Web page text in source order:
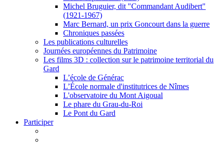
Michel Bruguier, dit "Commandant Audibert"
(1921-1967)
Marc Bernard, un prix Goncourt dans la guerre
Chroniques passées
Les publications culturelles
Journées européennes du Patrimoine
Les films 3D : collection sur le patrimoine territorial du
Gard
L’école de Générac
L’École normale d'institutrices de Nîmes
L'observatoire du Mont Aigoual
Le phare du Grau-du-Roi
Le Pont du Gard
Participer